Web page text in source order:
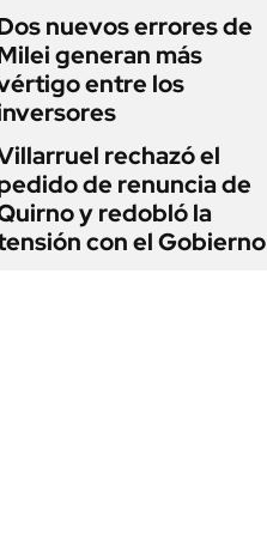
nuevos errores de
generan más
entre los
rechazó el
de renuncia de
y redobló la
con el Gobierno